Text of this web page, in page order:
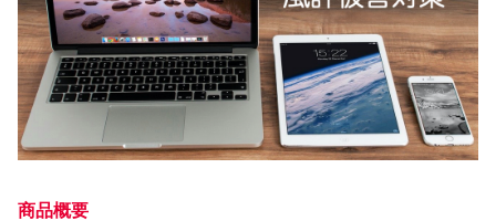
商品概要